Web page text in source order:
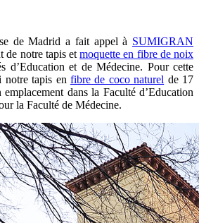
de Madrid a fait appel à SUMIGRAN
de notre tapis etmoquette en fibre de noix
d’Education et de Médecine. Pour cette
notre tapis en fibre de coco naturel de 17
dans la Faculté d’Education
la Faculté de Médecine.